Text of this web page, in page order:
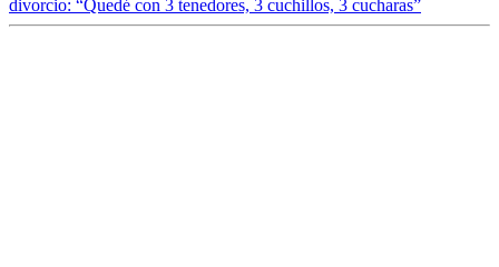
divorcio: “Quedé con 3 tenedores, 3 cuchillos, 3 cucharas”